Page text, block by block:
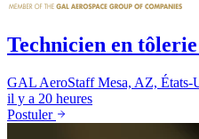
Technicien en
GAL AeroStaff Mesa, AZ, États-
il y a 20 heures
Postuler